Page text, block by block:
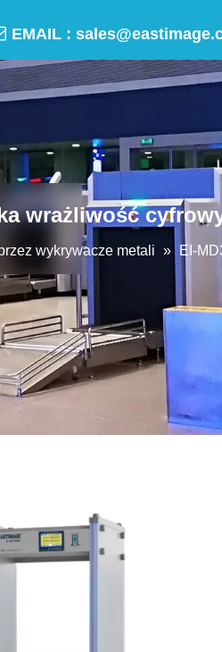
EMAIL :
wrażliwość
wykrywacze metali » EI-